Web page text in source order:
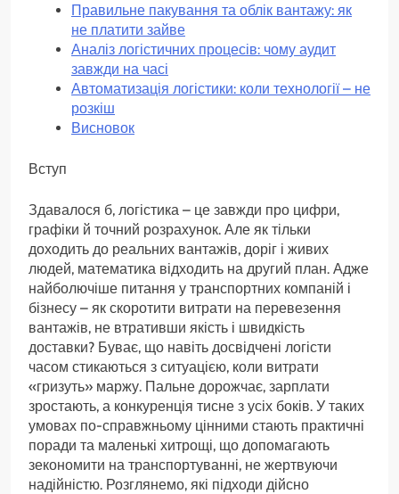
Правильне пакування та облік вантажу: як
не платити зайве
Аналіз логістичних процесів: чому аудит
завжди на часі
Автоматизація логістики: коли технології – не
розкіш
Висновок
Вступ
Здавалося б, логістика – це завжди про цифри,
графіки й точний розрахунок. Але як тільки
доходить до реальних вантажів, доріг і живих
людей, математика відходить на другий план. Адже
найболючіше питання у транспортних компаній і
бізнесу – як скоротити витрати на перевезення
вантажів, не втративши якість і швидкість
доставки? Буває, що навіть досвідчені логісти
часом стикаються з ситуацією, коли витрати
«гризуть» маржу. Пальне дорожчає, зарплати
зростають, а конкуренція тисне з усіх боків. У таких
умовах по-справжньому цінними стають практичні
поради та маленькі хитрощі, що допомагають
зекономити на транспортуванні, не жертвуючи
надійністю. Розглянемо, які підходи дійсно